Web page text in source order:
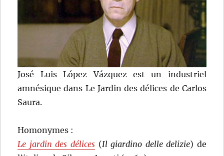
José Luis López Vázquez est un industriel
amnésique dans Le Jardin des délices de Carlos
Saura.
Homonymes :
Le jardin des délices(Il giardino delle delizie) de